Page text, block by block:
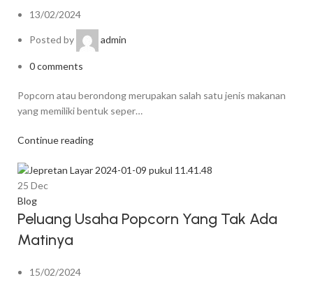
13/02/2024
Posted by admin
0comments
Popcorn atau berondong merupakan salah satu jenis makanan
yang memiliki bentuk seper…
Continue reading
25 Dec
Blog
Peluang Usaha Popcorn Yang Tak Ada
Matinya
15/02/2024